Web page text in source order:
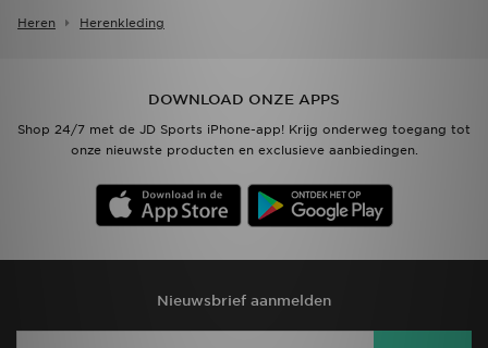
Heren Herenkleding
DOWNLOAD ONZE APPS
Shop 24/7 met de JD Sports iPhone-app! Krijg onderweg toegang tot
onze nieuwste producten en exclusieve aanbiedingen.
Nieuwsbrief aanmelden